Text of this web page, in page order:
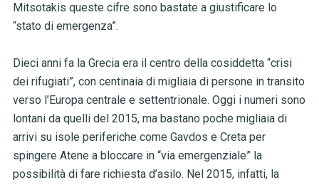
Mitsotakis queste cifre sono bastate a giustificare lo
“stato di emergenza”.
Dieci anni fa la Grecia era il centro della cosiddetta “crisi
dei rifugiati”, con centinaia di migliaia di persone in transito
verso l’Europa centrale e settentrionale. Oggi i numeri sono
lontani da quelli del 2015, ma bastano poche migliaia di
arrivi su isole periferiche come Gavdos e Creta per
spingere Atene a bloccare in “via emergenziale” la
possibilità di fare richiesta d’asilo. Nel 2015, infatti, la